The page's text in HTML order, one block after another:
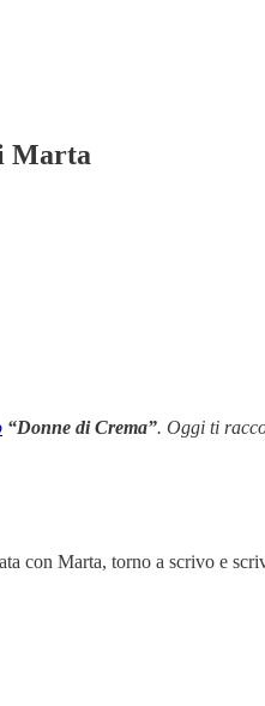
Marta
“Donne di Crema”. Oggi ti
con Marta, torno a scrivo e